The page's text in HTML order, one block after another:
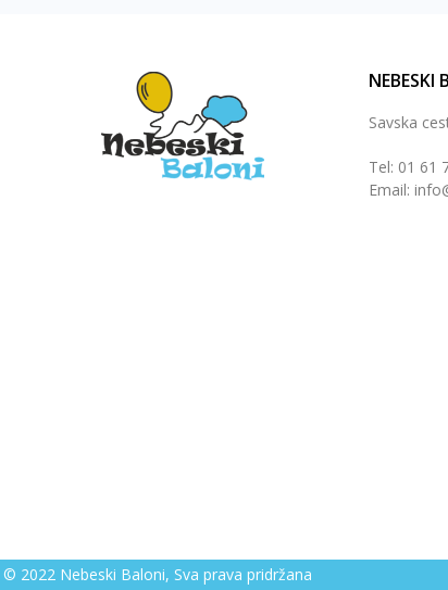
NEBESKI
Savska
Tel: 01 61
Email:
© 2022 Nebeski Baloni, Sva prava pridržana